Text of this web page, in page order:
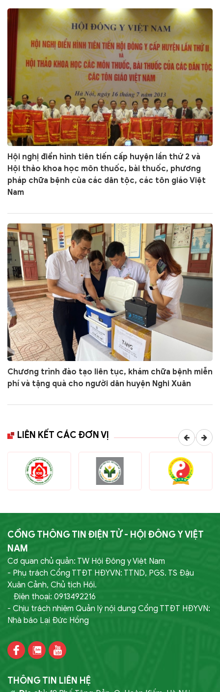
Hội nghị điển hình tiên tiến cấp huyện lần thứ 2 và
Hội thảo khoa học môn thuốc, bài thuốc, phương
pháp chữa bệnh của các dân tộc, các tôn giáo Việt
Nam
Chương trình đào tạo liên tục, khám chữa bệnh miễn
phí và tặng quà cho người dân huyện Nghi Xuân
LIÊN KẾT CÁC ĐƠN VỊ
CỔNG THÔNG TIN ĐIỆN TỬ - HỘI ĐÔNG Y VIỆT
NAM
Cơ quan chủ quản: TW Hội Đông y Việt Nam
- Phụ trách Cổng TTĐT HĐYVN: TTND, PGS. TS Đậu
Xuân Cảnh, Chủ tịch Hội.
Điện thoại: 0913492216
- Chịu trách nhiệm Quản lý nội dung Cổng TTĐT HĐYVN:
Nhà báo Lại Đức Hồng
THÔNG TIN LIÊN HỆ